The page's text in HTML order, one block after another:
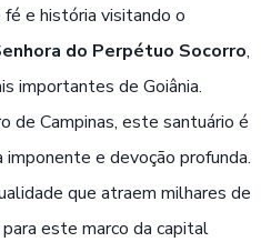
fé e história visitando o
do Perpétuo Socorro,
importantes de Goiânia.
de Campinas, este santuário é
e devoção profunda.
que atraem milhares de
este marco da capital